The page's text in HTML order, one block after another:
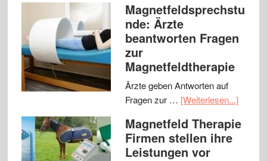
Magnetfeldsprechstu
nde: Ärzte
beantworten Fragen
zur
Magnetfeldtherapie
Ärzte geben Antworten auf
Fragen zur … [Weiterlesen...]
Magnetfeld Therapie
Firmen stellen ihre
Leistungen vor